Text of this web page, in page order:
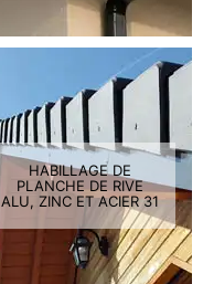
HABILLAGE DE
PLANCHE DE RIVE
ALU, ZINC ET ACIER 31